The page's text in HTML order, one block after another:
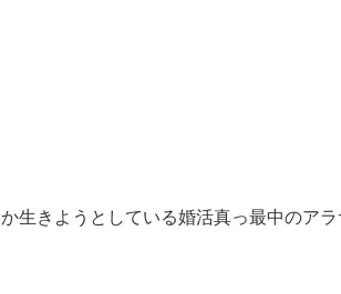
生きようとしている婚活真っ最中のアラ